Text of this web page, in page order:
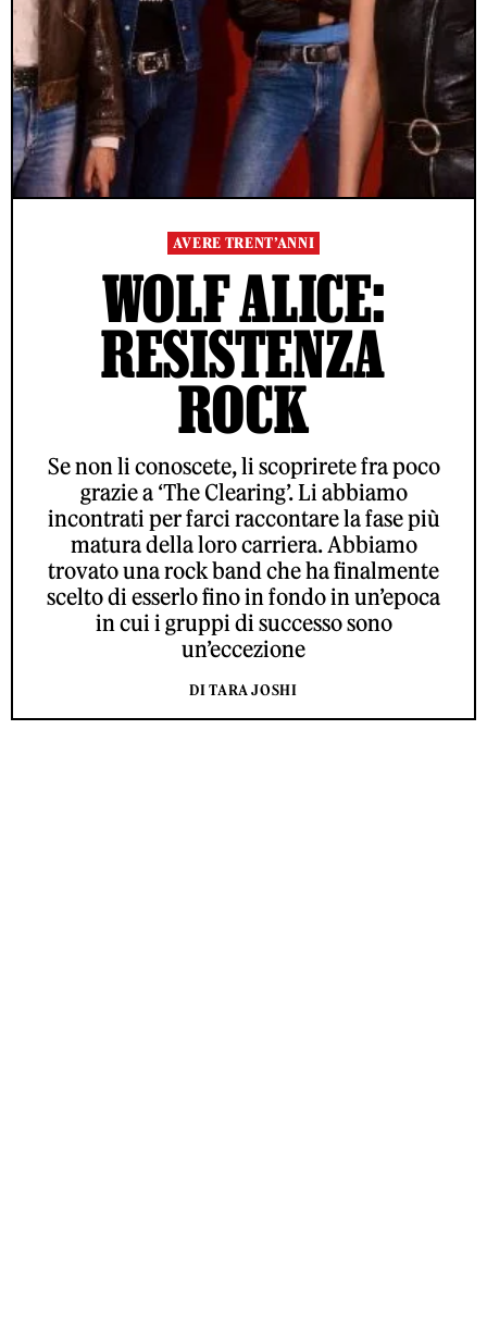
AVERE TRENT’ANNI
WOLF ALICE:
RESISTENZA
ROCK
Se non li conoscete, li scoprirete fra poco
grazie a ‘The Clearing’. Li abbiamo
incontrati per farci raccontare la fase più
matura della loro carriera. Abbiamo
trovato una rock band che ha finalmente
scelto di esserlo fino in fondo in un’epoca
in cui i gruppi di successo sono
un’eccezione
DI TARA JOSHI